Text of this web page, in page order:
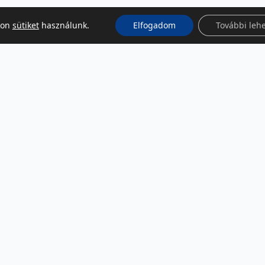
sütikethasználunk. Elfogadom További